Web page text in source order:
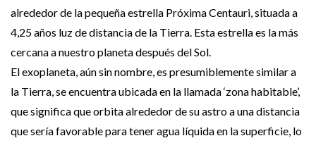
alrededor de la pequeña estrella Próxima Centauri, situada a
4,25 años luz de distancia de la Tierra. Esta estrella es la más
cercana a nuestro planeta después del Sol.
El exoplaneta, aún sin nombre, es presumiblemente similar a
la Tierra, se encuentra ubicada en la llamada ‘zona habitable’,
que significa que orbita alrededor de su astro a una distancia
que sería favorable para tener agua líquida en la superficie, lo